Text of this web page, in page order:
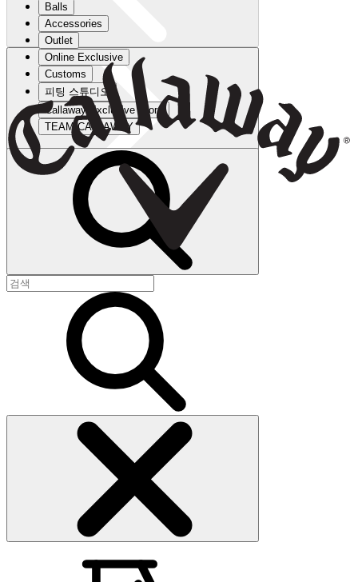
Balls
Accessories
Outlet
Online Exclusive
Customs
피팅 스튜디오
Callaway Exclusive Store
TEAM CALLAWAY